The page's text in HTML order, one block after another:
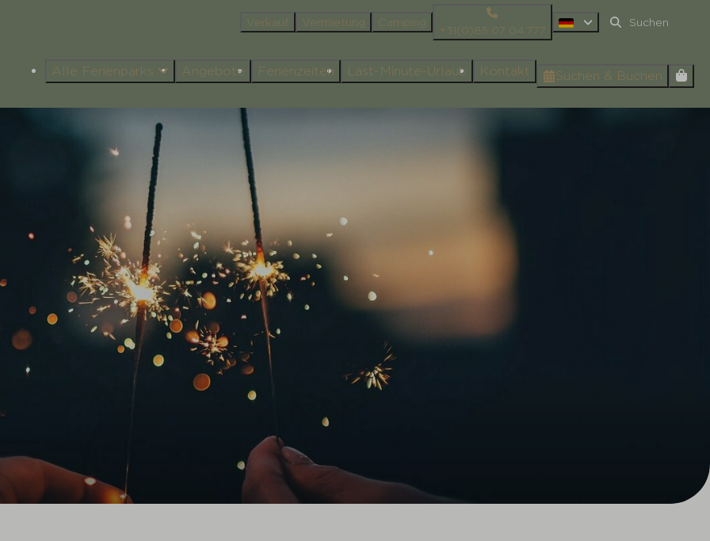
Verkauf Vermietung Camping
+31(0)85 07 04 777
Alle Ferienparks Angebote Ferienzeiten Last-Minute-Urlaub Kontakt Suchen & Buchen